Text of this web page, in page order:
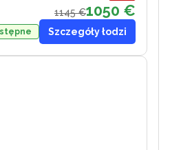
1145 €1050 €
Szczegóły łodzi